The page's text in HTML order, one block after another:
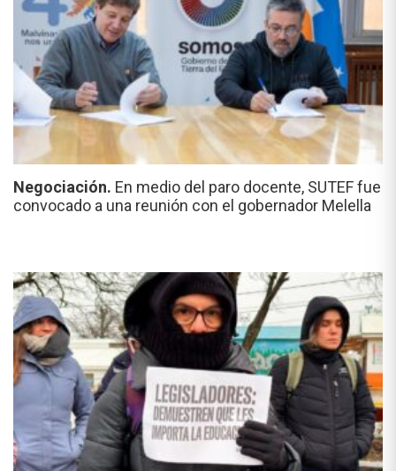
Negociación. En medio del paro docente, SUTEF fue
convocado a una reunión con el gobernador Melella